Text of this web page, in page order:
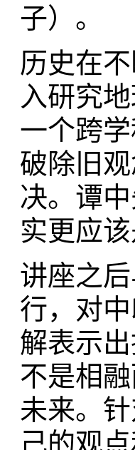
子）。
历史在
入研究
一个跨
破除旧
决。谭
实更应
讲座之
行，对
解表示
不是相
未来。
己的观